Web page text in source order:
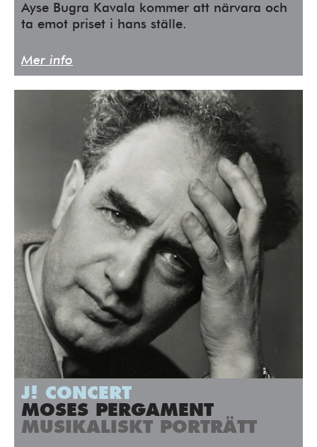
Ayse Bugra Kavala kommer att närvara och
ta emot priset i hans ställe.
Mer info
J! CONCERT
MOSES PERGAMENT
MUSIKALISKT PORTRÄTT